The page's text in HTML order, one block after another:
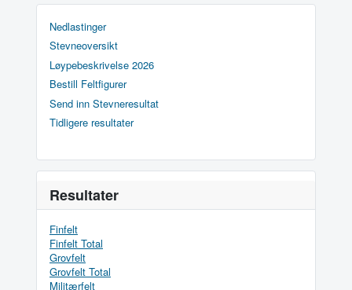
Nedlastinger
Stevneoversikt
Løypebeskrivelse 2026
Bestill Feltfigurer
Send inn Stevneresultat
Tidligere resultater
Resultater
Finfelt
Finfelt Total
Grovfelt
Grovfelt Total
Militærfelt